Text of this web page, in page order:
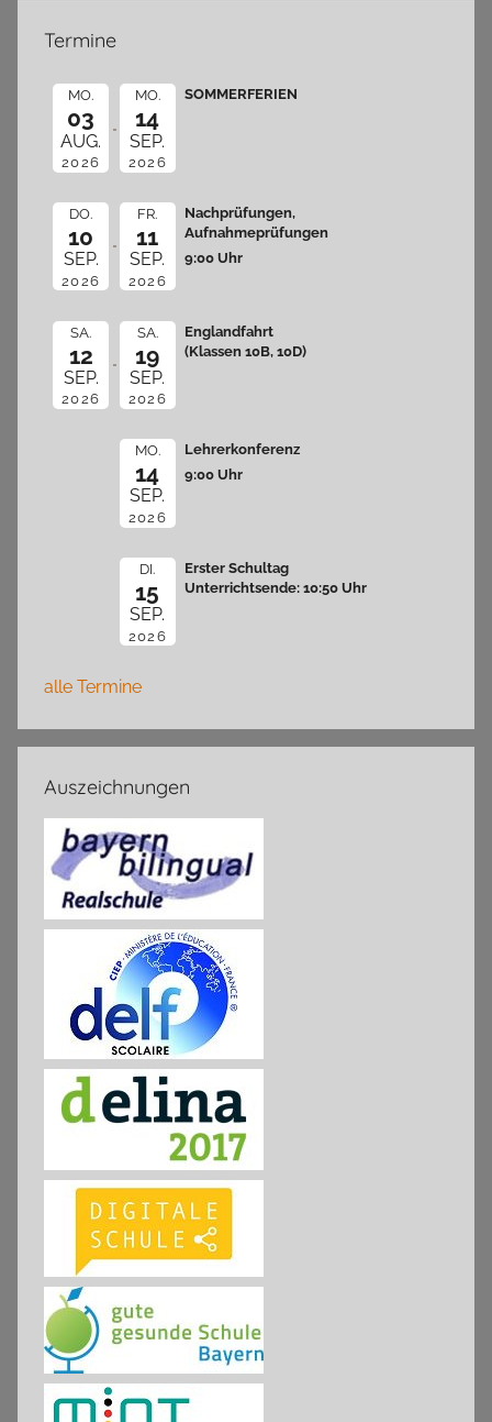
Termine
MO.
03
AUG.
2026
MO.
14
SEP.
2026
SOMMERFERIEN
DO.
10
SEP.
2026
FR.
11
SEP.
2026
Nachprüfungen,
Aufnahmeprüfungen
9:00 Uhr
SA.
12
SEP.
2026
SA.
19
SEP.
2026
Englandfahrt
(Klassen 10B, 10D)
MO.
14
SEP.
2026
Lehrerkonferenz
9:00 Uhr
DI.
15
SEP.
2026
Erster Schultag
Unterrichtsende: 10:50 Uhr
alle Termine
Auszeichnungen